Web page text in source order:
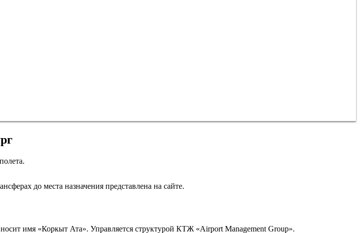
Петербург
до места назначения представлена на сайте.
имя «Коркыт Ата». Управляется структурой КТЖ «Airport Management Group».